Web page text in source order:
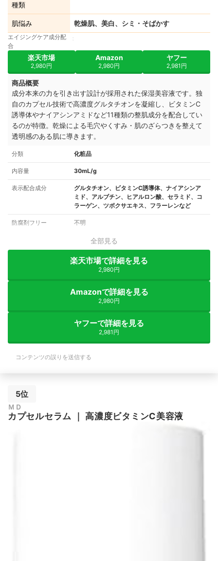
種類
肌悩み 乾燥肌、美白、シミ・そばかす
エイジングケア成分配
合
楽天市場
2,980円
Amazon
2,980円
ヤフー
2,981円
商品概要
成分本来の力を引き出す設計が採用された保湿美容液です。独
自のカプセル技術で高濃度グルタチオンを凝縮し、ビタミンC
誘導体やナイアシンアミドなど11種類の整肌成分を配合してい
るのが特徴。乾燥による毛穴やくすみ・肌のざらつきを整えて
透明感のある肌に導きます。
分類 化粧品
内容量 30mL/g
表示配合成分
グルタチオン、ビタミンC誘導体、ナイアシンア
ミド、アルブチン、ヒアルロン酸、セラミド、コ
ラーゲン、ツボクサエキス、フラーレンなど
防腐剤フリー 不明
全部見る
楽天市場で詳細を見る
2,980円
Amazonで詳細を見る
2,980円
ヤフーで詳細を見る
2,981円
コンテンツの誤りを送信する
5位
ＭＤ
カプセルセラム ｜高濃度ビタミンC美容液